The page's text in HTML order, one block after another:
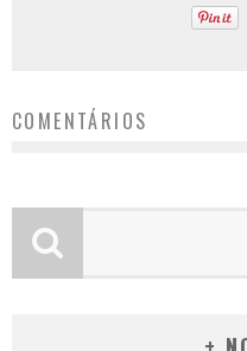
COMENTÁRIOS